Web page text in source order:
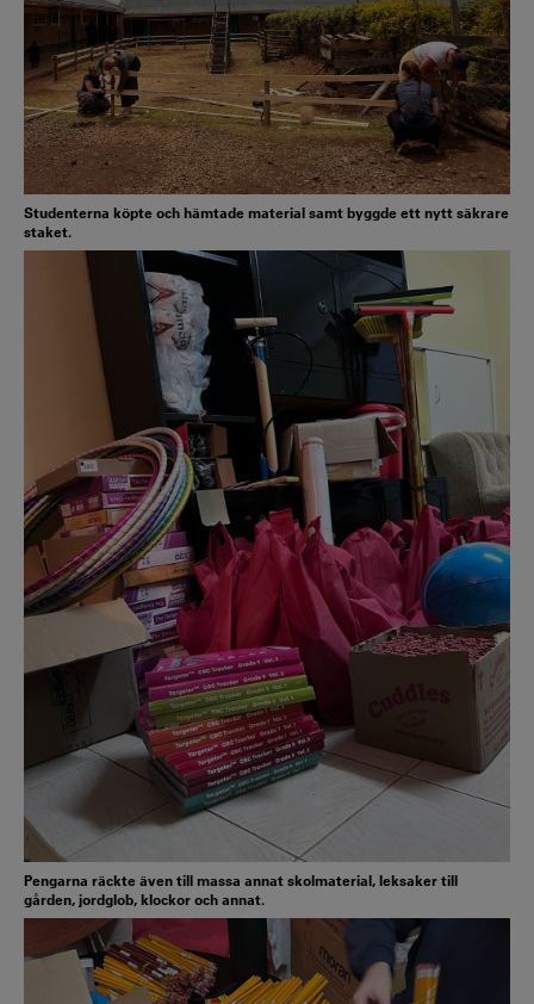
Studenterna köpte och hämtade material samt byggde ett nytt säkrare
staket.
Pengarna räckte även till massa annat skolmaterial, leksaker till
gården, jordglob, klockor och annat.